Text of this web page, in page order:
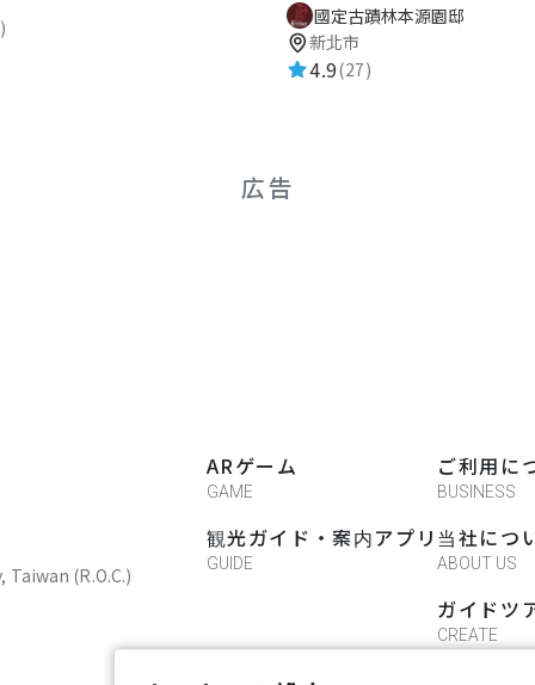
國定古蹟林本源園邸
新北市
4.9(27)
広告
Taiwan (R.O.C.)
ARゲーム
GAME
観光ガイド・案内アプリ
GUIDE
ご利用に
BUSINESS
当社につ
ABOUT US
ガイドツ
CREATE